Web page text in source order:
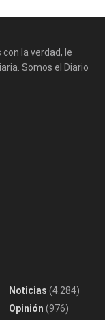
la verdad, le
Somos el Diario
Noticias (4.284)
Opinión (976)